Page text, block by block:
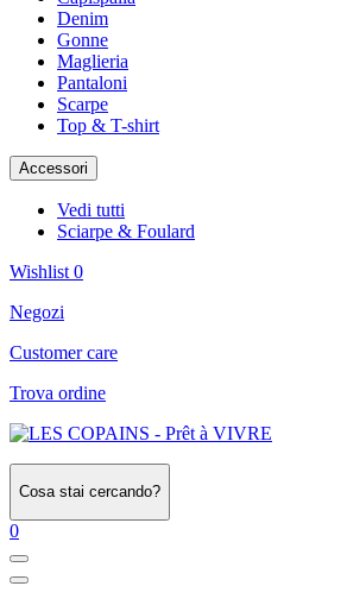
Denim
Gonne
Maglieria
Pantaloni
Scarpe
Top & T-shirt
Accessori
Vedi tutti
Sciarpe & Foulard
Wishlist 0
Negozi
Customer care
Trova ordine
Cosa stai cercando?
0